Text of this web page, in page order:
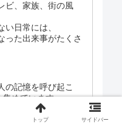
ビ、家族、街の風
い日常には、
った出来事がたくさ
の記憶を呼び起こ
集めています。
なったら、
トップ サイドバー